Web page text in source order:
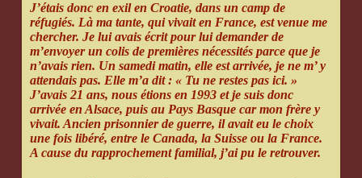
J’étais donc en exil en Croatie, dans un camp de
réfugiés. Là ma tante, qui vivait en France, est venue me
chercher. Je lui avais écrit pour lui demander de
m’envoyer un colis de premières nécessités parce que je
n’avais rien. Un samedi matin, elle est arrivée, je ne m’ y
attendais pas. Elle m’a dit : « Tu ne restes pas ici. »
J’avais 21 ans, nous étions en 1993 et je suis donc
arrivée en Alsace, puis au Pays Basque car mon frère y
vivait. Ancien prisonnier de guerre, il avait eu le choix
une fois libéré, entre le Canada, la Suisse ou la France.
A cause du rapprochement familial, j’ai pu le retrouver.